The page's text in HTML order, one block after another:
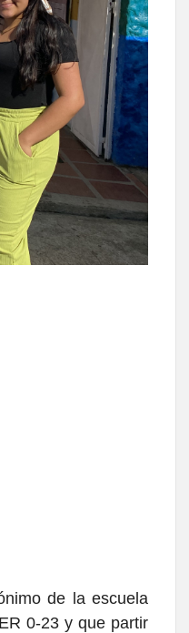
de la escuela
0-23 y que partir